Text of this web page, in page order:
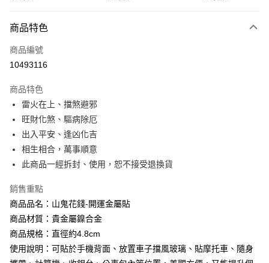
台灣樂天信用卡公司
玉山商業銀行
台灣樂天信用卡公司
元大商業銀行
台新國際商業銀行
台灣樂天信用卡公司
悠遊付
Google Pay
大哥付你分期
相關說明
【大哥付你分期使用說明】
1.本服務由台灣大哥大提供，台灣大哥大用戶可立即使用無須另外申請。
2.付款方式選擇「大哥付你分期」，訂單成立後會自動跳轉到大哥付的交易
流程，驗證手機門號後，選擇欲分期的期數、繳款截止日，確認付款後即完
3.實際核准額度、可分期數及費用金額請依後續交易確認頁面所載為準。
4.訂單成立30分鐘內，如未前往確認交易或遇審核未通過，訂單將自動取
消。如遇「轉專審核」未通過狀況，表示未達大哥付你分期系統評分，恕無
法說明評估內容。
1.分期款項不併入電信帳單，「大哥付你分期」於每月結算日後寄送繳費提
醒簡訊。
2.透過簡訊連結打開帳單後，可選擇「超商條碼／台灣大直營門市／銀行轉
AFTEE先享後付
相關說明
【關於「AFTEE先享後付」】
便利好安心！
１．簡單：不需註冊會員、不需綁卡、不需儲值。
２．便利：只要手機號碼，簡訊認證，即可結帳。
３．安心：先確認商品／服務後，再付款。
１．於結帳方式選擇「AFTEE先享後付」後，將跳轉至「AFTEE先享後付」
相關說明
「Hami Point」為中華電信所提供之點數服務，可於會員專區綁定中華電信
會員帳號後，即可在購物車使用 Hami Point 折抵消費金額 (1點等於1元)。
貨到付款
瓶 旅遊出門最安心
商品特色
商品編號
10493116
商品特色
雷火在上、擋煞避邪
旺財化煞、驅病除厄
出入平安、逢凶化吉
相生相合，萬事順意
此商品一經拆封、使用，恕不接受退換貨
銷售重點
商品品名：山鬼花錢-開運金屬貼
商品材質：貴金屬鎳合金
商品規格：直徑約4.8cm
使用說明：可貼於手機背面、放置車子擋風玻璃、貼摩托車、隨身